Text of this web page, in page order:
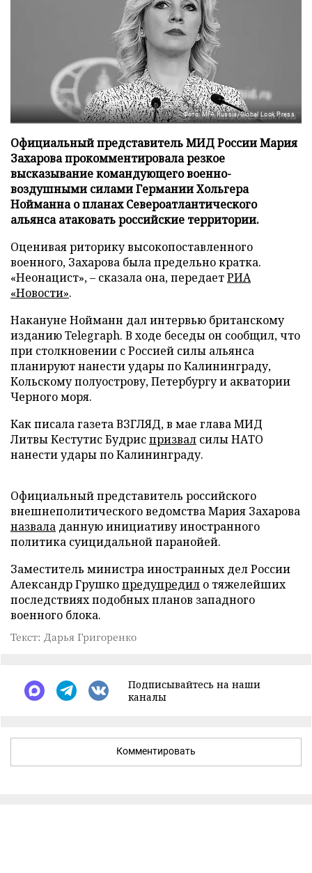
Фото: MFA Russia/Global Look Press
Официальный представитель МИД России Мария
Захарова прокомментировала резкое
высказывание командующего военно-
воздушными силами Германии Хольгера
Нойманна о планах Североатлантического
альянса атаковать российские территории.
Оценивая риторику высокопоставленного
военного, Захарова была предельно кратка.
«Неонацист», – сказала она, передаетРИА
«Новости».
Накануне Нойманн дал интервью британскому
изданию Telegraph. В ходе беседы он сообщил, что
при столкновении с Россией силы альянса
планируют нанести удары по Калининграду,
Кольскому полуострову, Петербургу и акватории
Черного моря.
Как писала газета ВЗГЛЯД, в мае глава МИД
Литвы Кестутис Будриспризвал силы НАТО
нанести удары по Калининграду.
Официальный представитель российского
внешнеполитического ведомства Мария Захарова
назвала данную инициативу иностранного
политика суицидальной паранойей.
Заместитель министра иностранных дел России
Александр Грушкопредупредил о тяжелейших
последствиях подобных планов западного
военного блока.
Текст: Дарья Григоренко
Подписывайтесь на наши
каналы
Комментировать